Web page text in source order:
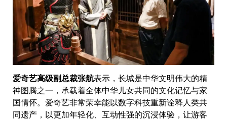
爱奇艺高级副总裁张航表示，长城是中华文明伟大的精
神图腾之一，承载着全体中华儿女共同的文化记忆与家
国情怀。爱奇艺非常荣幸能以数字科技重新诠释人类共
同遗产，以更加年轻化、互动性强的沉浸体验，让游客